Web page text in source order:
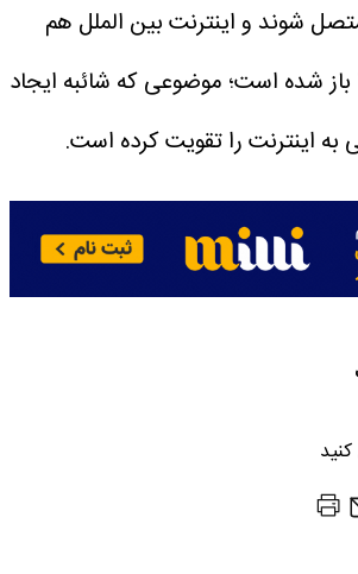
شوند و اینترنت بین الملل هم
شده است؛ موضوعی که شائبه ایجاد
به اینترنت را تقویت کرده است.